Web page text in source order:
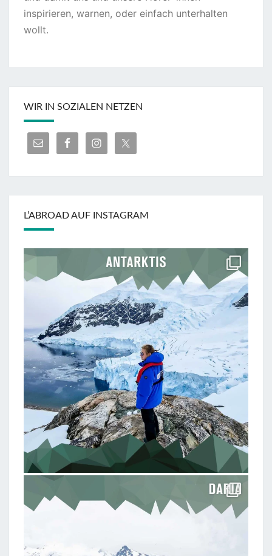
inspirieren, warnen, oder einfach unterhalten
wollt.
WIR IN SOZIALEN NETZEN
L’ABROAD AUF INSTAGRAM